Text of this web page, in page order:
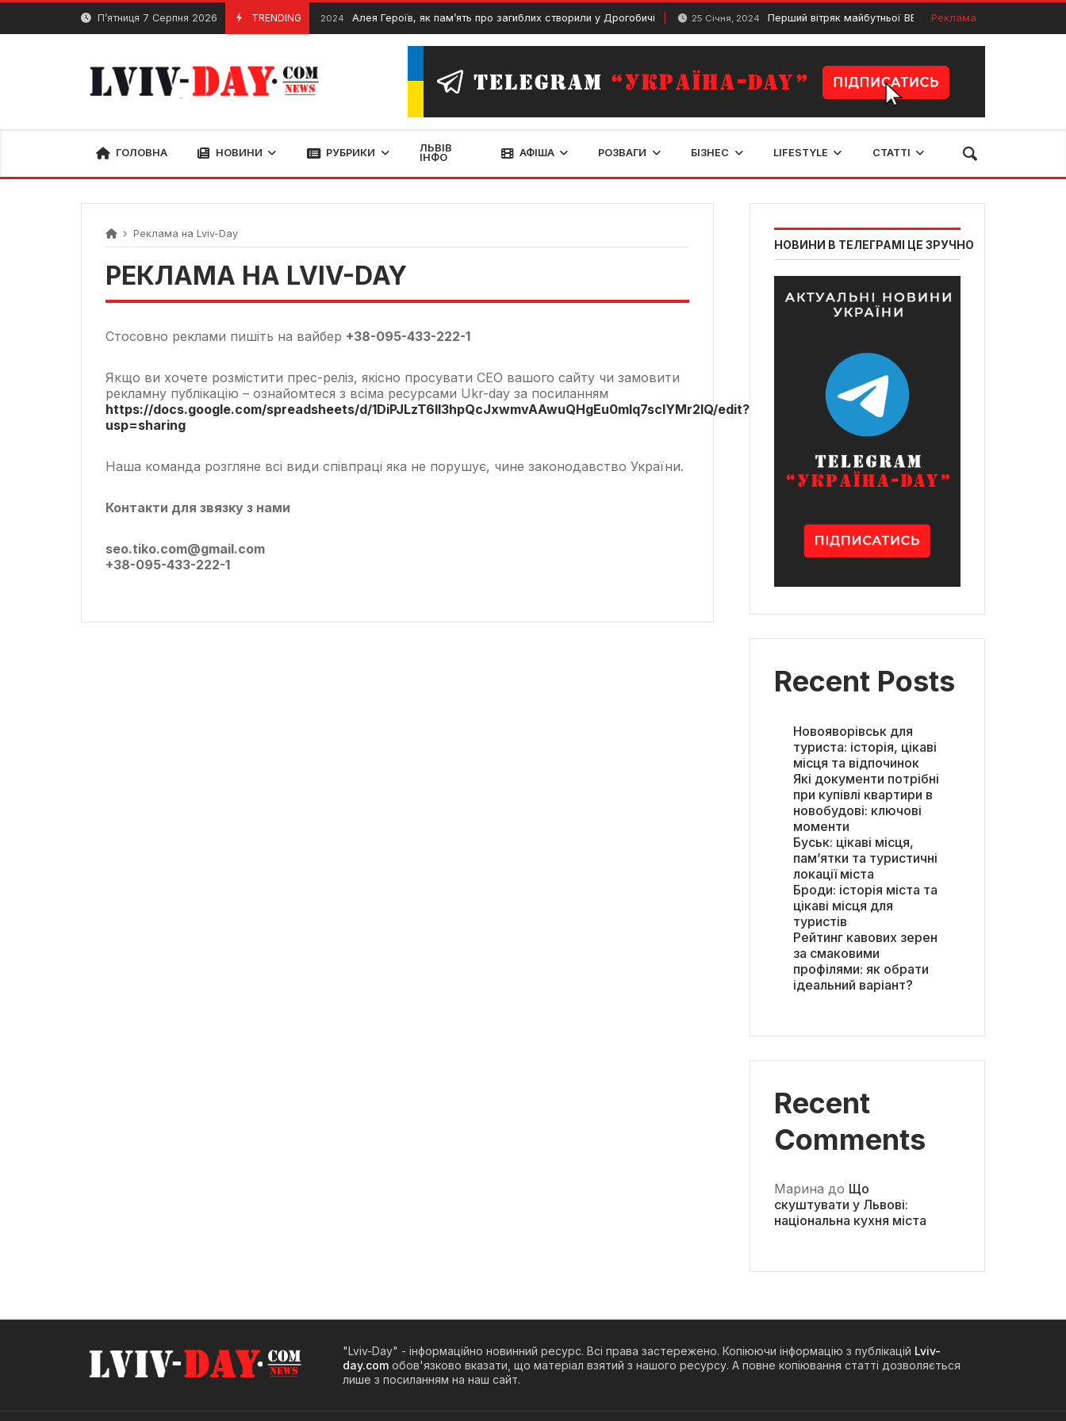
Skip
content
П’ятниця 7 Серпня 2026 TRENDING
2 Березня, 2024 Алея Героїв, як пам’ять про загиблих створили у Дрогобичі 25 Січня, 2024 Перший вітряк майбутньої ВЕС встановили на межі
Реклама
ГОЛОВНА НОВИНИ РУБРИКИ
ЛЬВІВ
ІНФО
АФІША РОЗВАГИ БІЗНЕС LIFESTYLE СТАТТІ
Реклама на Lviv-Day
РЕКЛАМА НА LVIV-DAY
Стосовно реклами пишіть на вайбер +38-095-433-222-1
Якщо ви хочете розмістити прес-реліз, якісно просувати СЕО вашого сайту чи замовити
рекламну публікацію – ознайомтеся з всіма ресурсами Ukr-day за посиланням
https://docs.google.com/spreadsheets/d/1DiPJLzT6II3hpQcJxwmvAAwuQHgEu0mlq7scIYMr2lQ/edit?
usp=sharing
Наша команда розгляне всі види співпраці яка не порушує, чине законодавство України.
Контакти для звязку з нами
seo.tiko.com@gmail.com
+38-095-433-222-1
НОВИНИ В ТЕЛЕГРАМІ ЦЕ ЗРУЧНО
Recent Posts
Новояворівськ для
туриста: історія, цікаві
місця та відпочинок
Які документи потрібні
при купівлі квартири в
новобудові: ключові
моменти
Буськ: цікаві місця,
пам’ятки та туристичні
локації міста
Броди: історія міста та
цікаві місця для
туристів
Рейтинг кавових зерен
за смаковими
профілями: як обрати
ідеальний варіант?
Recent
Comments
Марина до Що
скуштувати у Львові:
національна кухня міста
"Lviv-Day" - інформаційно новинний ресурс. Всі права застережено. Копіюючи інформацію з публікацій Lviv-
day.com обов'язково вказати, що матеріал взятий з нашого ресурсу. А повне копіювання статті дозволяється
лише з посиланням на наш сайт.